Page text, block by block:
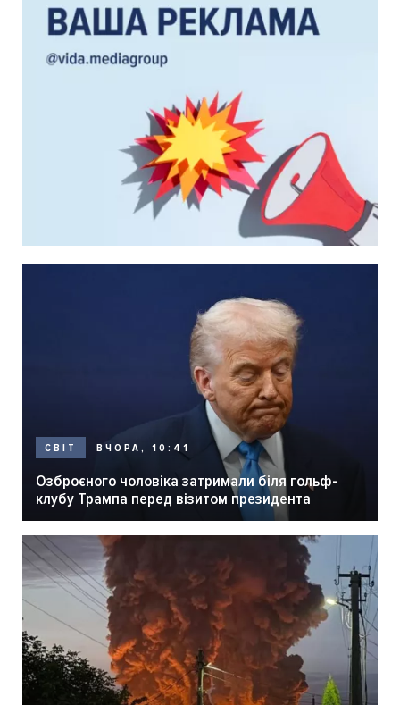
СВІТ ВЧОРА, 10:41
Озброєного чоловіка затримали біля гольф-
клубу Трампа перед візитом президента